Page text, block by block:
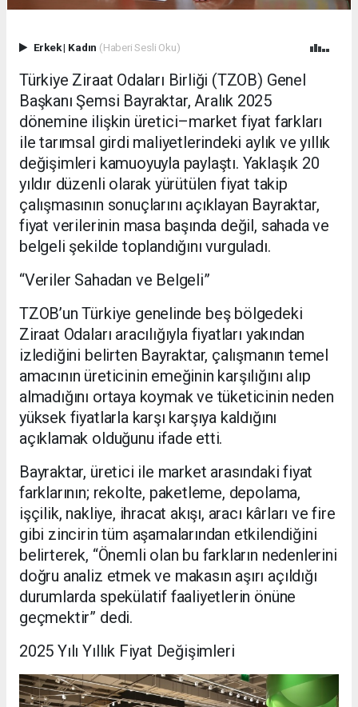
Erkek| Kadın (Haberi Sesli Oku)
Türkiye Ziraat Odaları Birliği (TZOB) Genel
Başkanı Şemsi Bayraktar, Aralık 2025
dönemine ilişkin üretici–market fiyat farkları
ile tarımsal girdi maliyetlerindeki aylık ve yıllık
değişimleri kamuoyuyla paylaştı. Yaklaşık 20
yıldır düzenli olarak yürütülen fiyat takip
çalışmasının sonuçlarını açıklayan Bayraktar,
fiyat verilerinin masa başında değil, sahada ve
belgeli şekilde toplandığını vurguladı.
“Veriler Sahadan ve Belgeli”
TZOB’un Türkiye genelinde beş bölgedeki
Ziraat Odaları aracılığıyla fiyatları yakından
izlediğini belirten Bayraktar, çalışmanın temel
amacının üreticinin emeğinin karşılığını alıp
almadığını ortaya koymak ve tüketicinin neden
yüksek fiyatlarla karşı karşıya kaldığını
açıklamak olduğunu ifade etti.
Bayraktar, üretici ile market arasındaki fiyat
farklarının; rekolte, paketleme, depolama,
işçilik, nakliye, ihracat akışı, aracı kârları ve fire
gibi zincirin tüm aşamalarından etkilendiğini
belirterek, “Önemli olan bu farkların nedenlerini
doğru analiz etmek ve makasın aşırı açıldığı
durumlarda spekülatif faaliyetlerin önüne
geçmektir” dedi.
2025 Yılı Yıllık Fiyat Değişimleri